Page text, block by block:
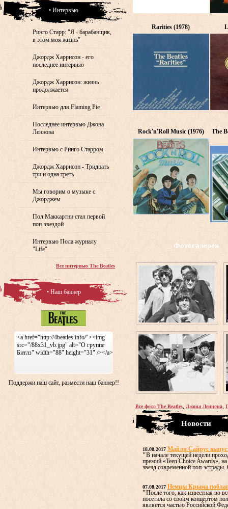
Rarities (1978)
Rock'n'Roll Music (1976) The
Фотогалерея
Все фото The Beatles, Джона Леннона,
Новости
18.08.2017 Майли Сайрус
"В начале текущей недели
премий «Teen Choice Awards»,
звезд современной поп-
07.08.2017 Немцы Крыма
"После того, как известная во
посетила со своим концертом
является частью Российской
• Интервью
Ринго Старр: "Я - барабанщик,
в этом моя жизнь"
Джордж Харрисон - его
последнее интервью
Джордж Харрисон: жизнь
продолжается
Интервью для Flaming Pie
Последнее интервью Джона
Леннона
Интервью с Ринго Старром
Джордж Харрисон - Тридцать
три и одна треть
Мы говорим о музыке с
Джорджем
Пол Маккартни стал первой
поп-звездой
Интервью Пола журналу
"Life"
Все интервью The Beatles
• Наш баннер
<a href="http://4beatles.info/"><img
src="/88x31_vb.jpg" alt="О группе
Битлз" width="88" height="31" /></a>
Поддержи наш сайт, размести наш баннер!!